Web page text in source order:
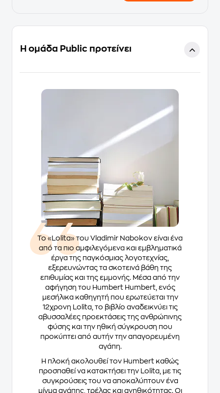
Η ομάδα Public προτείνει
Το «Lolita» του Vladimir Nabokov είναι ένα
από τα πιο αμφιλεγόμενα και εμβληματικά
έργα της παγκόσμιας λογοτεχνίας,
εξερευνώντας τα σκοτεινά βάθη της
επιθυμίας και της εμμονής. Μέσα από την
αφήγηση του Humbert Humbert, ενός
μεσήλικα καθηγητή που ερωτεύεται την
12χρονη Lolita, το βιβλίο αναδεικνύει τις
αβυσσαλέες προεκτάσεις της ανθρώπινης
φύσης και την ηθική σύγκρουση που
προκύπτει από αυτήν την απαγορευμένη
αγάπη.
Η πλοκή ακολουθεί τον Humbert καθώς
προσπαθεί να κατακτήσει την Lolita, με τις
συγκρούσεις του να αποκαλύπτουν ένα
μίγμα αγάπης, τρέλας και ανηθικότητας. Οι